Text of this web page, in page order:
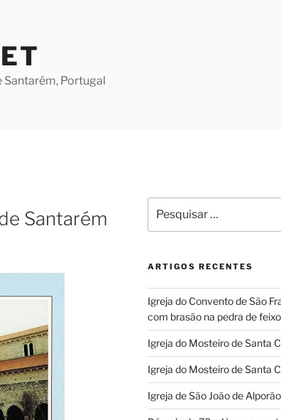
Portugal
Santarém
por:
ARTIGOS RECENTES
Igreja do Convento de São
com brasão na pedra de
Igreja do Mosteiro de Santa
Igreja do Mosteiro de Santa
Igreja de São João de